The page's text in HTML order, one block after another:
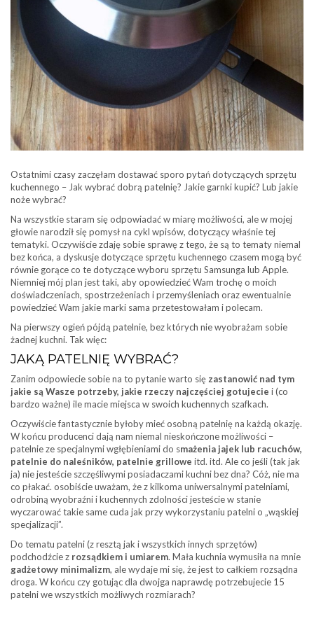
Ostatnimi czasy zaczęłam dostawać sporo pytań dotyczących sprzętu
kuchennego – Jak wybrać dobrą patelnię? Jakie garnki kupić? Lub jakie
noże wybrać?
Na wszystkie staram się odpowiadać w miarę możliwości, ale w mojej
głowie narodził się pomysł na cykl wpisów, dotyczący właśnie tej
tematyki. Oczywiście zdaję sobie sprawę z tego, że są to tematy niemal
bez końca, a dyskusje dotyczące sprzętu kuchennego czasem mogą być
równie gorące co te dotyczące wyboru sprzętu Samsunga lub Apple.
Niemniej mój plan jest taki, aby opowiedzieć Wam trochę o moich
doświadczeniach, spostrzeżeniach i przemyśleniach oraz ewentualnie
powiedzieć Wam jakie marki sama przetestowałam i polecam.
Na pierwszy ogień pójdą patelnie, bez których nie wyobrażam sobie
żadnej kuchni. Tak więc:
JAKĄ PATELNIĘ WYBRAĆ?
Zanim odpowiecie sobie na to pytanie warto sięzastanowić nad tym
jakie są Wasze potrzeby, jakie rzeczy najczęściej gotujecie i (co
bardzo ważne) ile macie miejsca w swoich kuchennych szafkach.
Oczywiście fantastycznie byłoby mieć osobną patelnię na każdą okazję.
W końcu producenci dają nam niemal nieskończone możliwości –
patelnie ze specjalnymi wgłębieniami do smażenia jajek lub racuchów,
patelnie do naleśników, patelnie grillowe itd. itd. Ale co jeśli (tak jak
ja) nie jesteście szczęśliwymi posiadaczami kuchni bez dna? Cóż, nie ma
co płakać. osobiście uważam, że z kilkoma uniwersalnymi patelniami,
odrobiną wyobraźni i kuchennych zdolności jesteście w stanie
wyczarować takie same cuda jak przy wykorzystaniu patelni o „wąskiej
specjalizacji”.
Do tematu patelni (z resztą jak i wszystkich innych sprzętów)
podchodźcie z rozsądkiem i umiarem. Mała kuchnia wymusiła na mnie
gadżetowy minimalizm, ale wydaje mi się, że jest to całkiem rozsądna
droga. W końcu czy gotując dla dwojga naprawdę potrzebujecie 15
patelni we wszystkich możliwych rozmiarach?